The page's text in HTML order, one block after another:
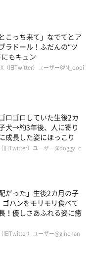
た。今では体重が30kg
います。
持ちを表現するのが上手
コンタクトをしなが
こっち来て」なでてとア
ラドール！ふだんの“ツ
もキュン
（旧Twitter）ユーザー＠N_oooi
ロゴロしていた生後2カ
犬→約3年後、人に寄り
成長した姿にほっこり
旧Twitter）ユーザー@doggy_c
だった」生後2カ月の子
ハンをモリモリ食べて
！優しさあふれる姿に癒
旧Twitter）ユーザー@ginchan